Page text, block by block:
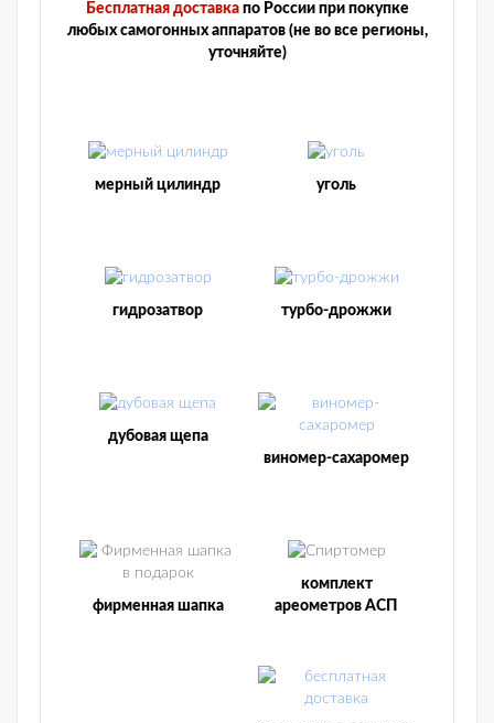
Бесплатная доставкапо России при покупке
любых самогонных аппаратов (не во все регионы,
уточняйте)
мерный цилиндр уголь
гидрозатвор турбо-дрожжи
дубовая щепа
виномер-сахаромер
фирменная шапка
комплект
ареометров АСП